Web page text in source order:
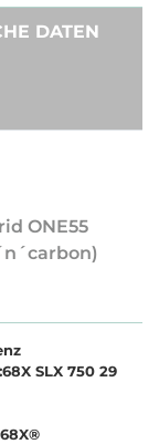
DATEN
ONE55
:68X SLX 750 29
68X®